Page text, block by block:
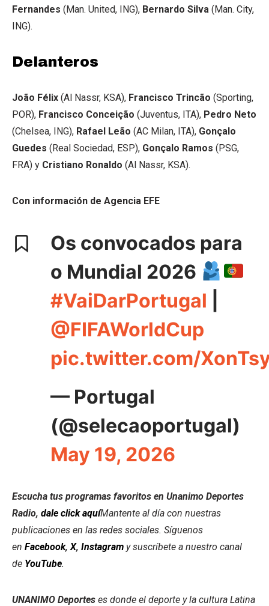
Fernandes (Man. United, ING), Bernardo Silva (Man. City,
ING).
Delanteros
João Félix (Al Nassr, KSA), Francisco Trincão (Sporting,
POR), Francisco Conceição (Juventus, ITA), Pedro Neto
(Chelsea, ING), Rafael Leão (AC Milan, ITA), Gonçalo
Guedes (Real Sociedad, ESP), Gonçalo Ramos (PSG,
FRA) y Cristiano Ronaldo (Al Nassr, KSA).
Con información de Agencia EFE
Os convocados para
o Mundial 2026
#VaiDarPortugal
@FIFAWorldCup
pic.twitter.com/
— Portugal
(@selecaoportugal)
May 19, 2026
Escucha tus programas favoritos en Unanimo Deportes
Radio, dale click aquíMantente al día con nuestras
publicaciones en las redes sociales. Síguenos
en Facebook, X, Instagram y suscríbete a nuestro canal
de YouTube.
UNANIMO Deportes es donde el deporte y la cultura Latina